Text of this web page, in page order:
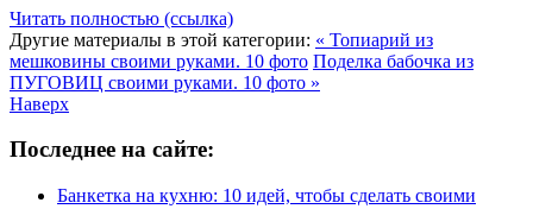
Читать полностью (ссылка)
Другие материалы в этой категории: « Топиарий из
мешковины своими руками. 10 фото Поделка бабочка из
ПУГОВИЦ своими руками. 10 фото »
Наверх
Последнее на сайте:
Банкетка на кухню: 10 идей, чтобы сделать своими